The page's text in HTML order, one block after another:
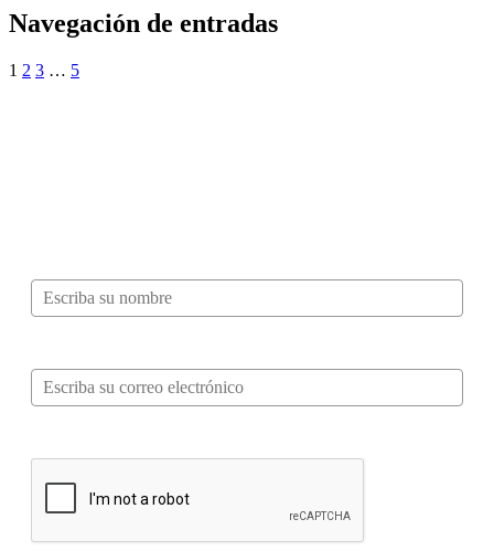
Navegación de entradas
1 2 3 … 5